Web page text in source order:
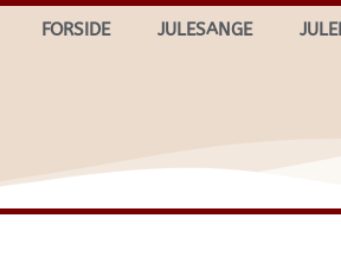
FORSIDE JULESANGE